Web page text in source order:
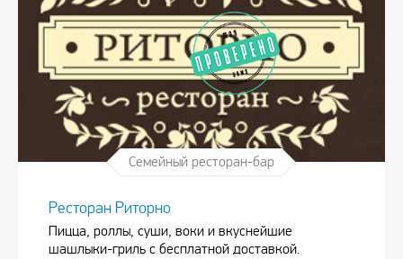
Семейный ресторан-бар
Ресторан Риторно
Пицца, роллы, суши, воки и вкуснейшие
шашлыки-гриль с бесплатной доставкой.